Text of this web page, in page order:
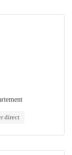
direct